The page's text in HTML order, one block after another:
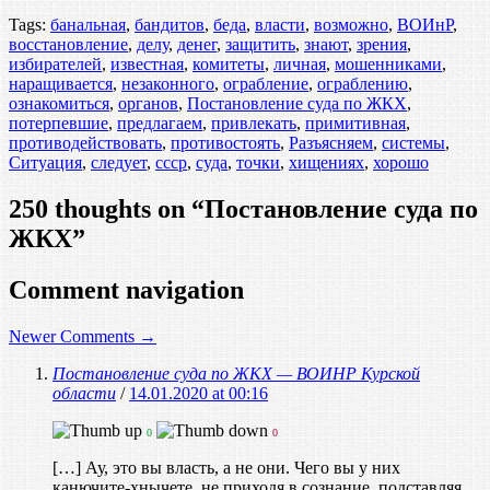
Tags: банальная, бандитов, беда, власти, возможно, ВОИнР,
восстановление, делу, денег, защитить, знают, зрения,
избирателей, известная, комитеты, личная, мошенниками,
наращивается, незаконного, ограбление, ограблению,
ознакомиться, органов, Постановление суда по ЖКХ,
потерпевшие, предлагаем, привлекать, примитивная,
противодействовать, противостоять, Разъясняем, системы,
Ситуация, следует, ссср, суда, точки, хищениях, хорошо
250 thoughts on “Постановление суда по
ЖКХ”
Comment navigation
Newer Comments →
Постановление суда по ЖКХ — ВОИНР Курской
области / 14.01.2020 at 00:16
0 0
[…] Ау, это вы власть, а не они. Чего вы у них